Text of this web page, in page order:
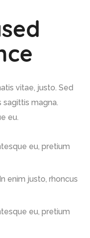
vitae, justo. Sed
sagittis magna.
eu.
eu, pretium
enim justo, rhoncus
eu, pretium